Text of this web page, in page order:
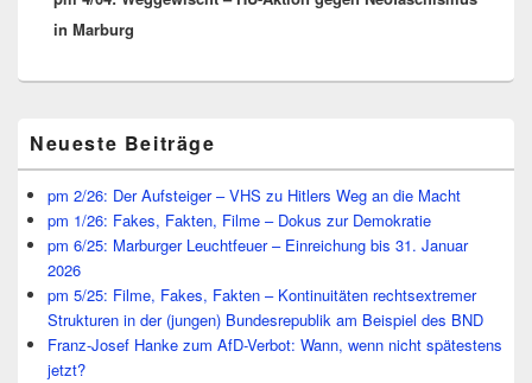
in Marburg
Seitenleisten
Widget-
Bereich
Neueste Beiträge
pm 2/26: Der Aufsteiger – VHS zu Hitlers Weg an die Macht
pm 1/26: Fakes, Fakten, Filme – Dokus zur Demokratie
pm 6/25: Marburger Leuchtfeuer – Einreichung bis 31. Januar
2026
pm 5/25: Filme, Fakes, Fakten – Kontinuitäten rechtsextremer
Strukturen in der (jungen) Bundesrepublik am Beispiel des BND
Franz-Josef Hanke zum AfD-Verbot: Wann, wenn nicht spätestens
jetzt?